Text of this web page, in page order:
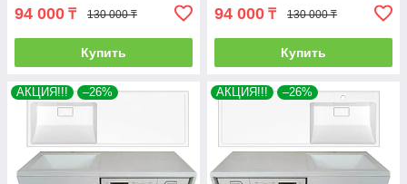
94 000 ₸ 130 000 ₸
Купить
94 000 ₸ 130 000 ₸
Купить
АКЦИЯ!!! –26% АКЦИЯ!!! –26%